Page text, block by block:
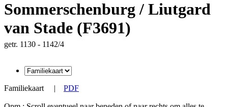
Sommerschenburg / Liutgard
van Stade (F3691)
getr. 1130 - 1142/4
Familiekaart | PDF